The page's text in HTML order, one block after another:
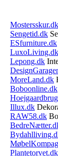
Mostersskur.dk
Sengetid.dk
ESfurniture.dk
LuxoLiving.dk
Lepong.dk
MoreLand.dk
Boboonline.dk
Illux.dk
RAW58.dk
Plantetorvet.dk